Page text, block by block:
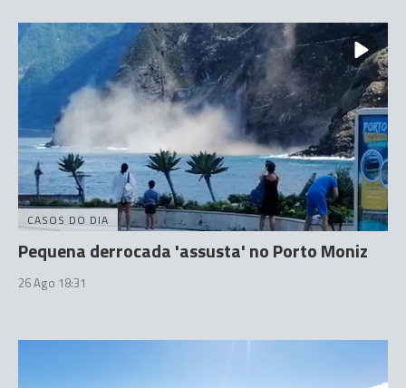
CASOS DO DIA
Pequena derrocada 'assusta' no Porto Moniz
26 Ago 18:31